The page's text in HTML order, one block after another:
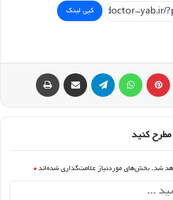
کپی لینک
لینکداین پینتریست تلگرام اشتراک گذاری با ایمیل
کنید
شد. بخش‌های موردنیاز علامت‌گذاری شده‌اند *